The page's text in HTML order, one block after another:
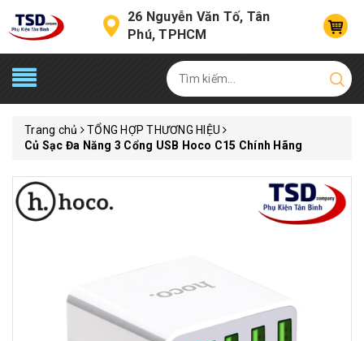
26 Nguyễn Văn Tố, Tân
Phú, TPHCM
Trang chủ
TỔNG HỢP THƯƠNG HIỆU
Củ Sạc Đa Năng 3 Cổng USB Hoco C15 Chính Hãng